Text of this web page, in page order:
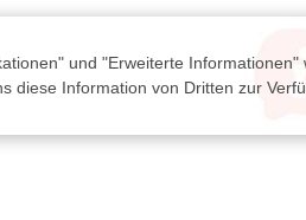
und "Erweiterte Informationen"
diese Information von Dritten zur